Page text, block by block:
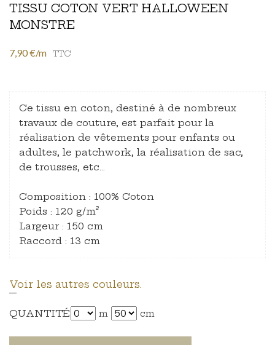
TISSU COTON VERT HALLOWEEN
MONSTRE
7,90 €/m TTC
Ce tissu en coton, destiné à de nombreux
travaux de couture, est parfait pour la
réalisation de vêtements pour enfants ou
adultes, le patchwork, la réalisation de sac,
de trousses, etc…
Composition : 100% Coton
Poids : 120 g/m²
Largeur : 150 cm
Raccord : 13 cm
Voir les autres couleurs.
QUANTITÉ m cm